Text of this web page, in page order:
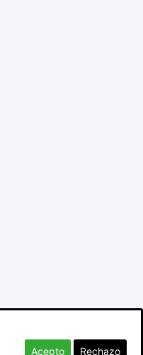
Acepto Rechazo